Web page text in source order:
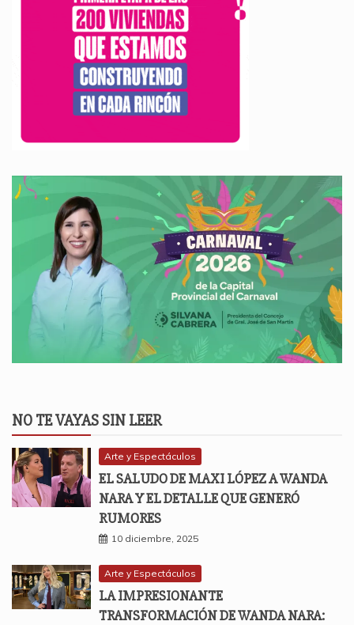
NO TE VAYAS SIN LEER
Arte y Espectáculos
EL SALUDO DE MAXI LÓPEZ A WANDA
NARA Y EL DETALLE QUE GENERÓ
RUMORES
10 diciembre, 2025
Arte y Espectáculos
LA IMPRESIONANTE
TRANSFORMACIÓN DE WANDA NARA: